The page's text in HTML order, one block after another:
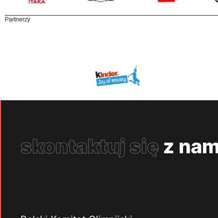
Partnerzy
skontaktuj się z